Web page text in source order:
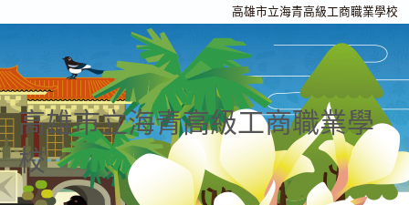
高雄市立海青高級工商職業學校
高雄市立海青高級工商職業學
校